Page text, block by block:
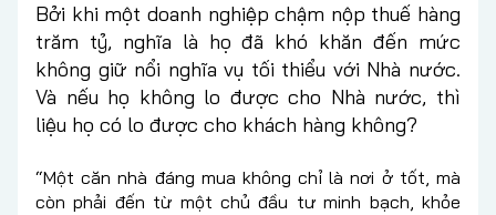
Bởi khi một doanh nghiệp chậm nộp thuế hàng
trăm tỷ, nghĩa là họ đã khó khăn đến mức
không giữ nổi nghĩa vụ tối thiểu với Nhà nước.
Và nếu họ không lo được cho Nhà nước, thì
liệu họ có lo được cho khách hàng không?
“Một căn nhà đáng mua không chỉ là nơi ở tốt, mà
còn phải đến từ một chủ đầu tư minh bạch, khỏe